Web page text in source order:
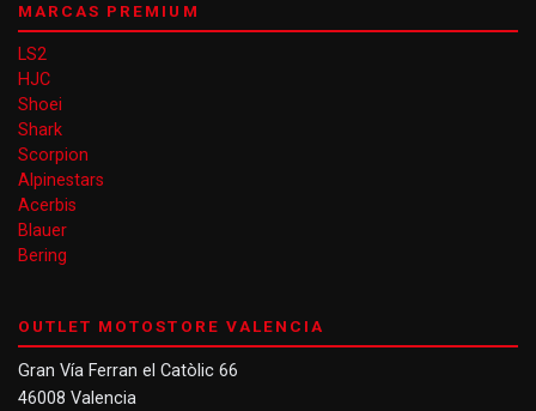
MARCAS PREMIUM
LS2
HJC
Shoei
Shark
Scorpion
Alpinestars
Acerbis
Blauer
Bering
OUTLET MOTOSTORE VALENCIA
Gran Vía Ferran el Catòlic 66
46008 Valencia